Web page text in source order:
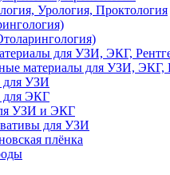
Урология, Проктология
для УЗИ, ЭКГ,
материалы для УЗИ, ЭКГ,
для УЗИ
для ЭКГ
УЗИ и ЭКГ
для УЗИ
плёнка